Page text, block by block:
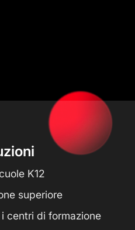
K12
superiore
centri di formazione